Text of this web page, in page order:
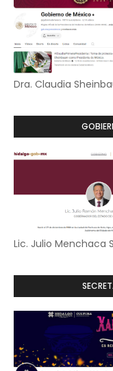
Dra. Claudia
Lic. Julio Menchaca